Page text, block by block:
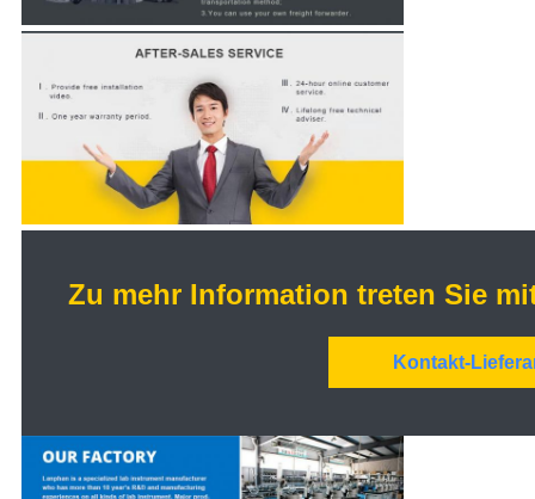
Zu mehr Information treten Sie
Kontakt-